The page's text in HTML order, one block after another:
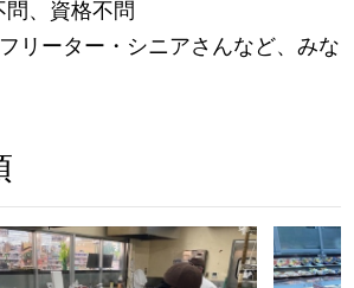
、資格不問
リーター・シニアさんなど、みな